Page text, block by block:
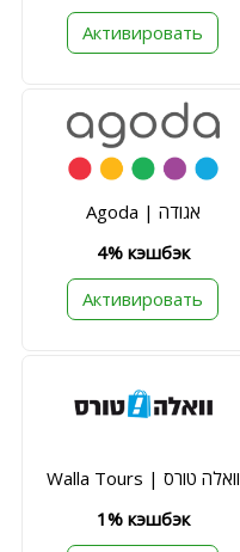
Активировать
Agoda | אגודה
4% кэшбэк
Активировать
Walla Tours | וואלה טורס
1% кэшбэк